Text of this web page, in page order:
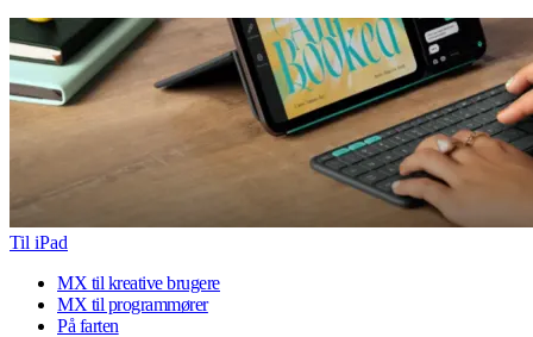
Til iPad
MX til kreative brugere
MX til programmører
På farten